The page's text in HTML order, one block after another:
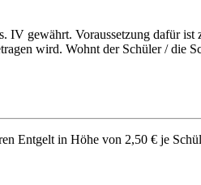
gewährt. Voraussetzung dafür
wird. Wohnt der Schüler /
Entgelt in Höhe von 2,50 € je